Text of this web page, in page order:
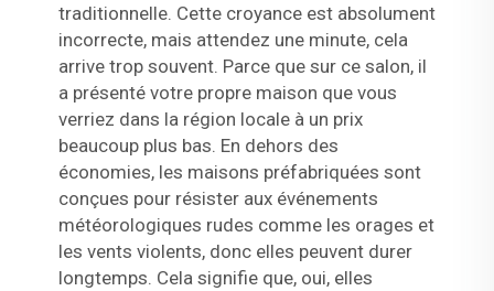
traditionnelle. Cette croyance est absolument
incorrecte, mais attendez une minute, cela
arrive trop souvent. Parce que sur ce salon, il
a présenté votre propre maison que vous
verriez dans la région locale à un prix
beaucoup plus bas. En dehors des
économies, les maisons préfabriquées sont
conçues pour résister aux événements
météorologiques rudes comme les orages et
les vents violents, donc elles peuvent durer
longtemps. Cela signifie que, oui, elles